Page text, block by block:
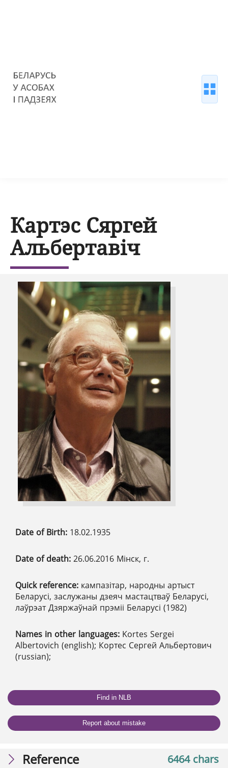
Картэс Сяргей
Альбертавіч
Date of Birth: 18.02.1935
Date of death: 26.06.2016 Мінск, г.
Quick reference: кампазітар, народны артыст
Беларусі, заслужаны дзеяч мастацтваў Беларусі,
лаўрэат Дзяржаўнай прэміі Беларусі (1982)
Names in other languages: Kortes Sergei
Albertovich (english); Кортес Сергей Альбертович
(russian);
Find in NLB
Report about mistake
6464 chars
Reference